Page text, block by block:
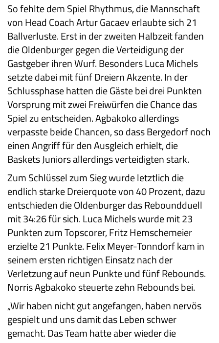
So fehlte dem Spiel Rhythmus, die Mannschaft
von Head Coach Artur Gacaev erlaubte sich 21
Ballverluste. Erst in der zweiten Halbzeit fanden
die Oldenburger gegen die Verteidigung der
Gastgeber ihren Wurf. Besonders Luca Michels
setzte dabei mit fünf Dreiern Akzente. In der
Schlussphase hatten die Gäste bei drei Punkten
Vorsprung mit zwei Freiwürfen die Chance das
Spiel zu entscheiden. Agbakoko allerdings
verpasste beide Chancen, so dass Bergedorf noch
einen Angriff für den Ausgleich erhielt, die
Baskets Juniors allerdings verteidigten stark.
Zum Schlüssel zum Sieg wurde letztlich die
endlich starke Dreierquote von 40 Prozent, dazu
entschieden die Oldenburger das Reboundduell
mit 34:26 für sich. Luca Michels wurde mit 23
Punkten zum Topscorer, Fritz Hemschemeier
erzielte 21 Punkte. Felix Meyer-Tonndorf kam in
seinem ersten richtigen Einsatz nach der
Verletzung auf neun Punkte und fünf Rebounds.
Norris Agbakoko steuerte zehn Rebounds bei.
„Wir haben nicht gut angefangen, haben nervös
gespielt und uns damit das Leben schwer
gemacht. Das Team hatte aber wieder die